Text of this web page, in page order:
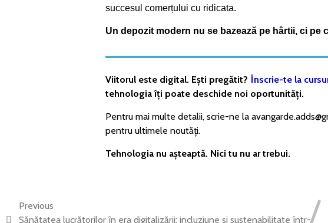
succesul comerțului cu ridicata.
Un depozit modern nu se bazează pe hârtii, ci
Viitorul este digital. Ești pregătit? Înscrie-te la
tehnologia îți poate deschide noi oportunități.
Pentru mai multe detalii, scrie-ne la
pentru ultimele noutăți.
Tehnologia nu așteaptă. Nici tu nu ar trebui.
Previous
Sănătatea lucrătorilor în era digitalizării: incluziune și sustenabilitate într-